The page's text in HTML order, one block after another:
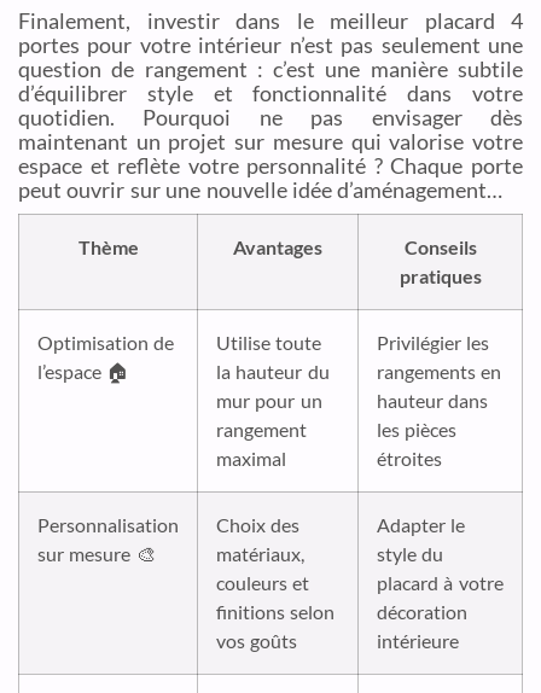
Finalement, investir dans le meilleur placard 4
portes pour votre intérieur n’est pas seulement une
question de rangement : c’est une manière subtile
d’équilibrer style et fonctionnalité dans votre
quotidien. Pourquoi ne pas envisager dès
maintenant un projet sur mesure qui valorise votre
espace et reflète votre personnalité ? Chaque porte
peut ouvrir sur une nouvelle idée d’aménagement…
Thème Avantages
Conseils
pratiques
Optimisation de
l’espace 🏠
Utilise toute
la hauteur du
mur pour un
rangement
maximal
Privilégier les
rangements en
hauteur dans
les pièces
étroites
Personnalisation
sur mesure 🎨
Choix des
matériaux,
couleurs et
finitions selon
vos goûts
Adapter le
style du
placard à votre
décoration
intérieure